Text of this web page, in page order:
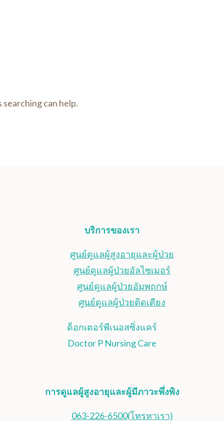
searching can help.
บริการของเรา
ศูนย์ดูแลผู้สูงอายุและผู้ป่วย
ศูนย์ดูแลผู้ป่วยอัลไซเมอร์
ศูนย์ดูแลผู้ป่วยอัมพฤกษ์
ศูนย์ดูแลผู้ป่วยติดเตียง
ด็อกเตอร์พีเนอสซิ่งแคร์
Doctor P Nursing Care
การดูแลผู้สูงอายุและผู้มีภาวะพึ่งพิง
063-226-6500(โทรหาเรา)